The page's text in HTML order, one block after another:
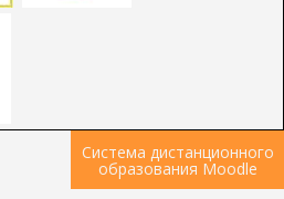
Система дистанционного
образования Moodle